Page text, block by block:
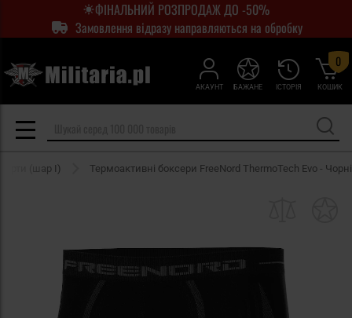
ФІНАЛЬНИЙ РОЗПРОДАЖ ДО -50%
Замовлення відразу направляються на обробку
АКАУНТ ІСТОРІЯ
БАЖАНЕ КОШИК
0
(шар I) Термоактивні боксери FreeNord ThermoTech Evo - Чорні